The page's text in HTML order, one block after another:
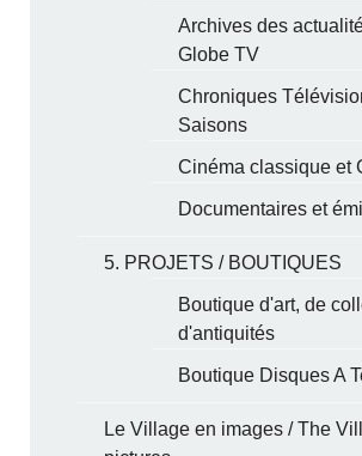
Archives des
Globe TV
Chroniques
Saisons
Cinéma classique et
Documentaires et
5. PROJETS / BOUTIQUES
Boutique d'art, de
d'antiquités
Boutique Disques A
Le Village en images / The